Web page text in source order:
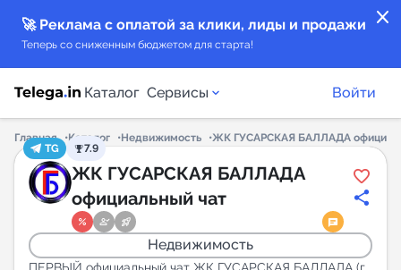
close
🚀 Реклама с оплатой за клики, лиды и продажи
Теперь со сниженным бюджетом для старта!
Каталог Сервисы
Каталог каналов
Каталог ботов
Горящие предложения
Войти
Главная Каталог Недвижимость
ЖК ГУСАРСКАЯ БАЛЛАДА
TG
7.9
ЖК ГУСАРСКАЯ БАЛЛАДА
официальный чат
Недвижимость